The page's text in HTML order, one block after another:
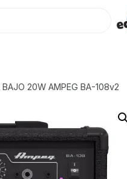
BAJO 20W AMPEG BA-108v2